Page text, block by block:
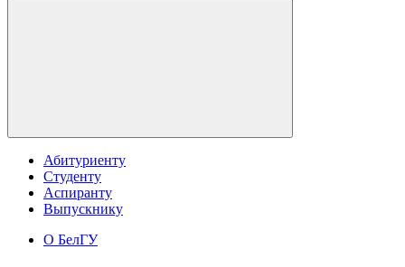
Абитуриенту
Студенту
Аспиранту
Выпускнику
О БелГУ